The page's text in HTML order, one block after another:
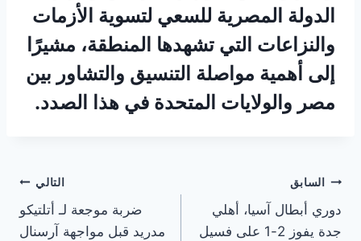
الدولة المصرية للسعي لتسوية الأزمات
والنزاعات التي تشهدها المنطقة، مشيرًا
إلى أهمية مواصلة التنسيق والتشاور بين
مصر والولايات المتحدة في هذا الصدد.
تصفّح
المقالات
السابق
دوري أبطال آسيا، أهلي
جدة يفوز 2-1 على فسيل
التالي
ضربة موجعة لـ أتلتيكو
مدريد قبل مواجهة آرسنال